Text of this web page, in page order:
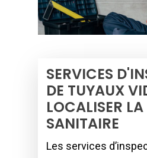
SERVICES
DE TUYAUX
LOCALISER
SANITAIRE
Les services